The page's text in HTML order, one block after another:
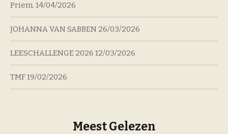
Priem. 14/04/2026
JOHANNA VAN SABBEN 26/03/2026
LEESCHALLENGE 2026 12/03/2026
TMF19/02/2026
Meest Gelezen